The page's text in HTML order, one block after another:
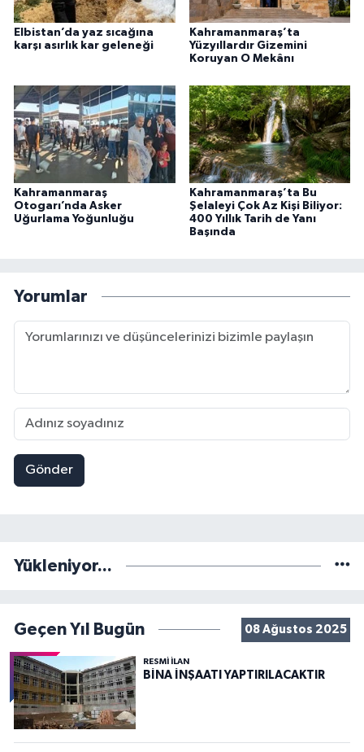
Elbistan’da yaz sıcağına
karşı asırlık kar geleneği
Kahramanmaraş’ta
Yüzyıllardır Gizemini
Koruyan O Mekânı
Kahramanmaraş
Otogarı’nda Asker
Uğurlama Yoğunluğu
Kahramanmaraş’ta Bu
Şelaleyi Çok Az Kişi Biliyor:
400 Yıllık Tarih de Yanı
Başında
Yorumlar
Gönder
Yükleniyor...
Geçen Yıl Bugün 08 Ağustos 2025
RESMİ İLAN
BİNA İNŞAATI YAPTIRILACAKTIR